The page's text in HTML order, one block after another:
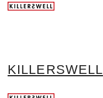
KILLERSWELL